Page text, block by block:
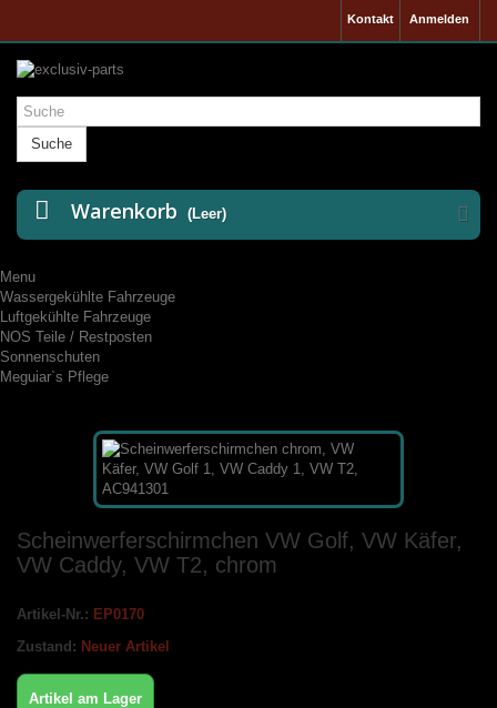
Anmelden
Kontakt
Suche
Warenkorb (Leer)
Menu
Wassergekühlte Fahrzeuge
Luftgekühlte Fahrzeuge
NOS Teile / Restposten
Sonnenschuten
Meguiar`s Pflege
Scheinwerferschirmchen VW Golf, VW Käfer,
VW Caddy, VW T2, chrom
Artikel-Nr.: EP0170
Zustand: Neuer Artikel
Artikel am Lager